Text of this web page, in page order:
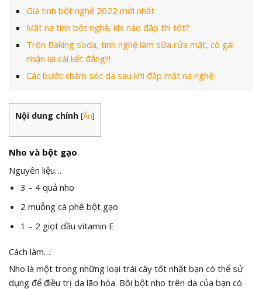
Giá tinh bột nghệ 2022 mới nhất
Mặt nạ tinh bột nghệ, khi nào đắp thì tốt?
Trộn Baking soda, tinh nghệ làm sữa rửa mặt, cô gái
nhận lại cái kết đắng!!!
Các bước chăm sóc da sau khi đắp mặt nạ nghệ
Nội dung chính [Ẩn]
Nho và bột gạo
Nguyên liệu…
3 – 4 quả nho
2 muỗng cà phê bột gạo
1 – 2 giọt dầu vitamin E
Cách làm…
Nho là một trong những loại trái cây tốt nhất bạn có thể sử
dụng để điều trị da lão hóa. Bôi bột nho trên da của bạn có